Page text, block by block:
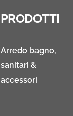
PRODOTTI
Arredo bagno,
sanitari &
accessori